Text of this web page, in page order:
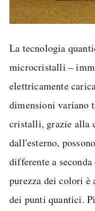
La tecnologia
microcristalli –
elettricamente
dimensioni variano
cristalli, grazie alla
dall'esterno,
differente a
purezza dei colori è
dei punti quantici.